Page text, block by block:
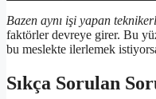
Bazen aynı işi yapan
faktörler devreye girer. Bu
bu meslekte ilerlemek
Sıkça Sorulan